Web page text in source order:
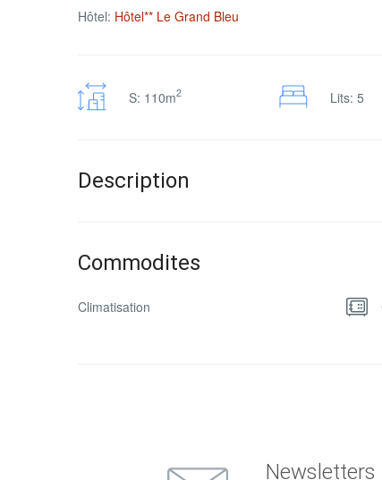
Hôtel: Hôtel** Le Grand Bleu
S: 110m2 Lits: 5
Description
Commodites
Climatisation
Newsletters